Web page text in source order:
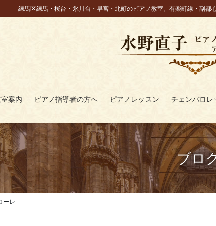
練馬区練馬・桜台・氷川台・早宮・北町のピアノ教室。有楽町線・副都
案内 ピアノ指導者の方へ ピアノレッスン チェンバロレ
ブロ
ーレ